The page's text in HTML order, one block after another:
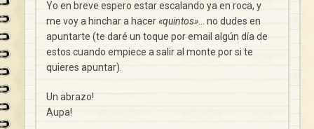
Yo en breve espero estar escalando ya en roca, y
me voy a hinchar a hacer«quintos» … no dudes en
apuntarte (te daré un toque por email algún día de
estos cuando empiece a salir al monte por si te
quieres apuntar).
Un abrazo!
Aupa!